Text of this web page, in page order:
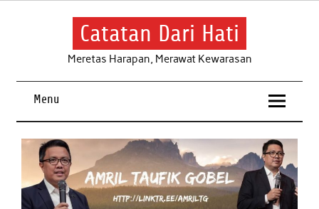
Skip
Catatan Dari Hati
Meretas Harapan, Merawat Kewarasan
Menu